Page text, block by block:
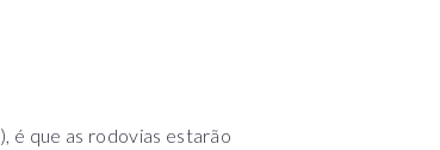
é que as rodovias estarão